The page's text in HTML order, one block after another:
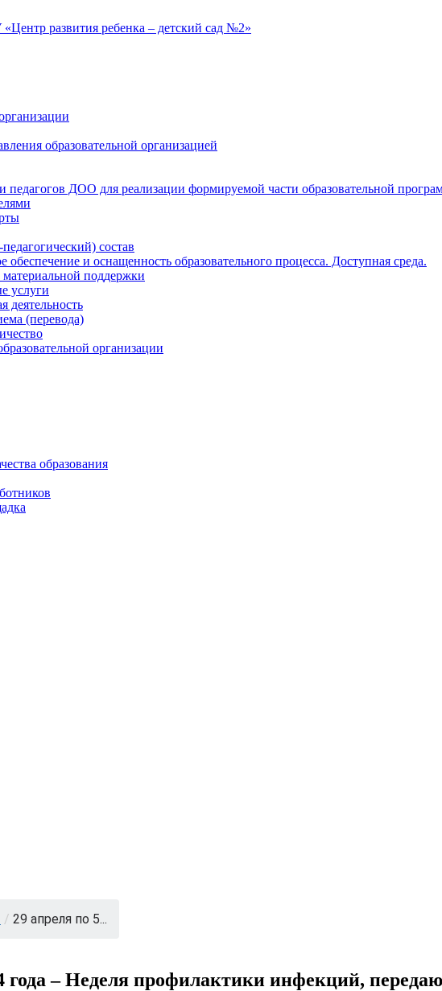
развития ребенка – детский сад №2»
образовательной организацией
педагогов ДОО для реализации формируемой части образовательной
состав
обеспечение и оснащенность образовательного процесса. Доступная среда.
поддержки
услуги
деятельность
(перевода)
организации
образования
/ 29 апреля по 5...
года – Неделя профилактики инфекций,